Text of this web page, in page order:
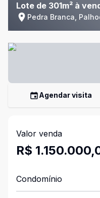
Lote de 301m² à
Pedra Branca,
Agendar visita
Valor venda
R$
Condomínio